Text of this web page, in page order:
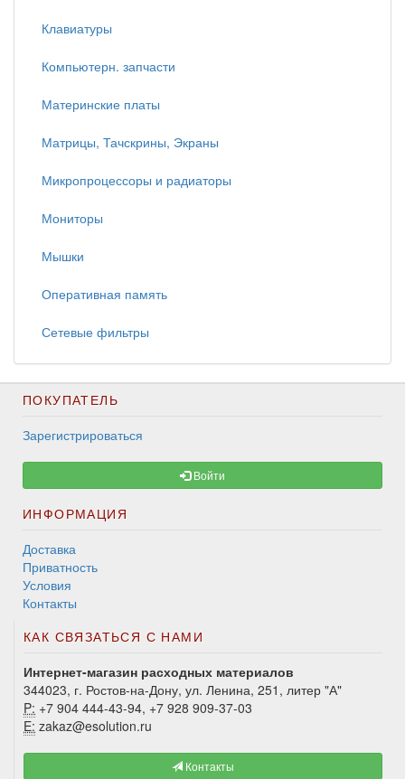
Клавиатуры
Компьютерн. запчасти
Материнские платы
Матрицы, Тачскрины, Экраны
Микропроцессоры и радиаторы
Мониторы
Мышки
Оперативная память
Сетевые фильтры
ПОКУПАТЕЛЬ
Зарегистрироваться
Войти
ИНФОРМАЦИЯ
Доставка
Приватность
Условия
Контакты
КАК СВЯЗАТЬСЯ С НАМИ
Интернет-магазин расходных материалов
344023, г. Ростов-на-Дону, ул. Ленина, 251, литер "А"
P: +7 904 444-43-94, +7 928 909-37-03
E: zakaz@esolution.ru
Контакты